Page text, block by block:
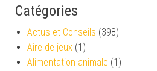
Catégories
Actus et Conseils (398)
Aire de jeux (1)
Alimentation animale (1)